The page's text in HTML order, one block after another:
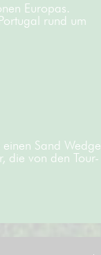
Europas.
rund um
Sand Wedge
die von den Tour-